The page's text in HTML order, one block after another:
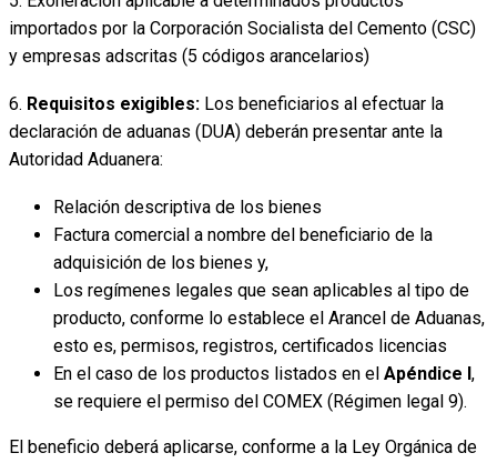
importados por la Corporación Socialista del Cemento (CSC)
y empresas adscritas (5 códigos arancelarios)
6. Requisitos exigibles: Los beneficiarios al efectuar la
declaración de aduanas (DUA) deberán presentar ante la
Autoridad Aduanera:
Relación descriptiva de los bienes
Factura comercial a nombre del beneficiario de la
adquisición de los bienes y,
Los regímenes legales que sean aplicables al tipo de
producto, conforme lo establece el Arancel de Aduanas,
esto es, permisos, registros, certificados licencias
En el caso de los productos listados en el Apéndice I ,
se requiere el permiso del COMEX (Régimen legal 9).
El beneficio deberá aplicarse, conforme a la Ley Orgánica de